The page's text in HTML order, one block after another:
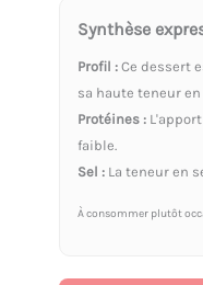
Synthèse
Profil : Ce dessert
sa haute teneur
Protéines :
faible.
Sel : La teneur en
À consommer plutôt